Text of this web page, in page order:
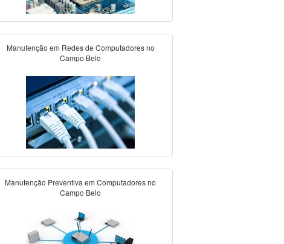
Manutenção em Redes de Computadores no
Campo Belo
Manutenção Preventiva em Computadores no
Campo Belo